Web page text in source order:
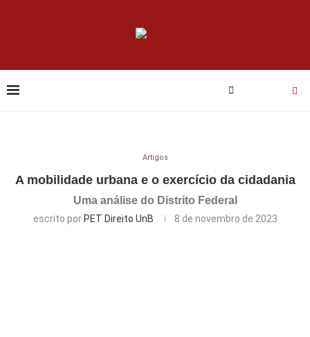
Artigos
A mobilidade urbana e o exercício da cidadania
Uma análise do Distrito Federal
escrito por PET Direito UnB 8 de novembro de 2023